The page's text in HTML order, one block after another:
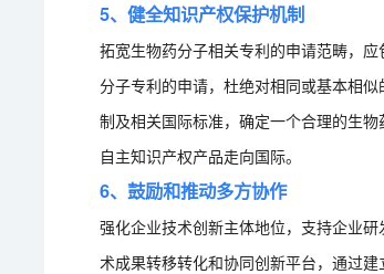
5、健全知识产权保护机制
拓宽生物药分子相关专利的申请范畴，
分子专利的申请，杜绝对相同或基本相
制及相关国际标准，确定一个合理的生
自主知识产权产品走向国际。
6、鼓励和推动多方协作
强化企业技术创新主体地位，支持企业
术成果转移转化和协同创新平台，通过